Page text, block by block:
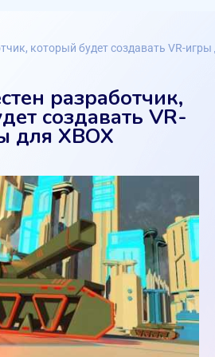
который будет создавать VR-игры
разработчик,
создавать VR-
для XBOX